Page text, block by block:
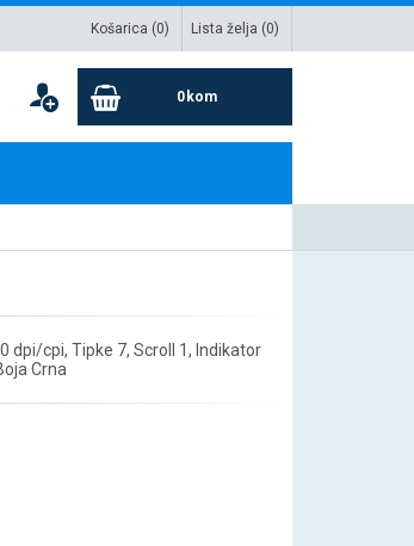
Košarica (0) Lista želja (0)
0 kom
dpi/cpi, Tipke 7, Scroll 1, Indikator
Crna